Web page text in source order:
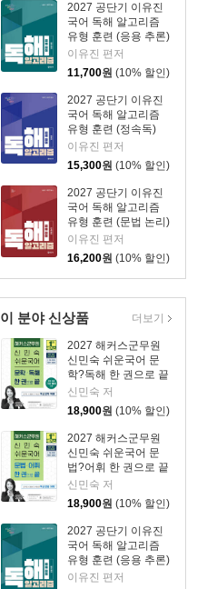
2027 공단기 이유진
국어 독해 알고리즘
유형 훈련 (응용 추론)
이유진 편저
11,700원 (10% 할인)
2027 공단기 이유진
국어 독해 알고리즘
유형 훈련 (정속독)
이유진 편저
15,300원 (10% 할인)
2027 공단기 이유진
국어 독해 알고리즘
유형 훈련 (문법 논리)
이유진 편저
16,200원 (10% 할인)
이 분야 신상품
2027 해커스군무원
신민숙 쉬운국어 문
학?독해 한 권으로 끝
신민숙 저
18,900원 (10% 할인)
2027 해커스군무원
신민숙 쉬운국어 문
법?어휘 한 권으로 끝
신민숙 저
18,900원 (10% 할인)
2027 공단기 이유진
국어 독해 알고리즘
유형 훈련 (응용 추론)
이유진 편저
더보기